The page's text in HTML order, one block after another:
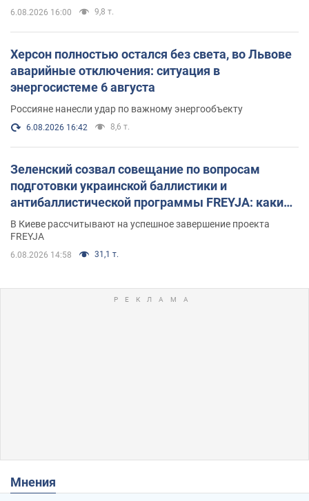
6.08.2026 16:00 9,8 т.
Херсон полностью остался без света, во Львове
аварийные отключения: ситуация в
энергосистеме 6 августа
Россияне нанесли удар по важному энергообъекту
6.08.2026 16:42 8,6 т.
Зеленский созвал совещание по вопросам
подготовки украинской баллистики и
антибаллистической программы FREYJA: какие
решения готовятся
В Киеве рассчитывают на успешное завершение проекта
FREYJA
6.08.2026 14:58 31,1 т.
Мнения